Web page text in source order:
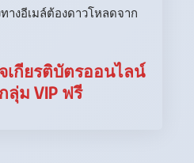
างอีเมล์ต้องดาวโหลดจาก
กียรติบัตรออนไลน์
ลุ่ม VIP ฟรี